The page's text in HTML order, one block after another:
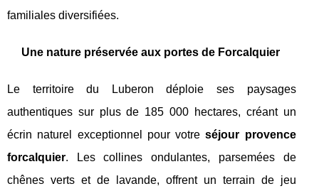
familiales diversifiées.
Une nature préservée aux portes de Forcalquier
Le territoire du Luberon déploie ses paysages
authentiques sur plus de 185 000 hectares, créant un
écrin naturel exceptionnel pour votreséjour provence
forcalquier. Les collines ondulantes, parsemées de
chênes verts et de lavande, offrent un terrain de jeu